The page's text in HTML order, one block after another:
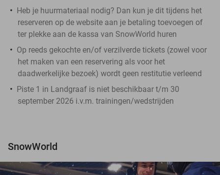
Heb je huurmateriaal nodig? Dan kun je dit tijdens het
reserveren op de website aan je betaling toevoegen of
ter plekke aan de kassa van SnowWorld huren
Op reeds gekochte en/of verzilverde tickets (zowel voor
het maken van een reservering als voor het
daadwerkelijke bezoek) wordt geen restitutie verleend
Piste 1 in Landgraaf is niet beschikbaar t/m 30
september 2026 i.v.m. trainingen/wedstrijden
SnowWorld